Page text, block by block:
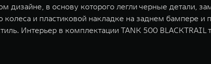
дизайне, в основу которого легли черные детали,
и пластиковой накладке на заднем бампере
Интерьер в комплектации TANK 500